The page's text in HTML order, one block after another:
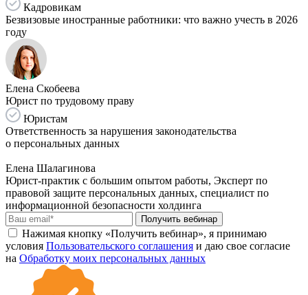
Кадровикам
Безвизовые иностранные работники: что важно учесть в 2026
году
Елена Скобеева
Юрист по трудовому праву
Юристам
Ответственность за нарушения законодательства
о персональных данных
Елена Шалагинова
Юрист-практик с большим опытом работы, Эксперт по
правовой защите персональных данных, специалист по
информационной безопасности холдинга
Получить вебинар
Нажимая кнопку «Получить вебинар», я принимаю
условия Пользовательского соглашения и даю свое согласие
на Обработку моих персональных данных